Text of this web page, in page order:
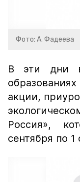
Фото: А. Фадеева
В эти дни
акции,
Россия»,
сентября по 1